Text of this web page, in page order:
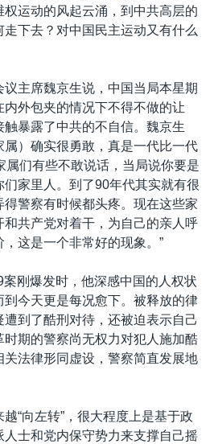
运动的风起云涌，到中共高层的
下去？对中国民主运动又有什么
主席魏京生说，中国当局本星期
外包夹的情况下不得不做的让
暴露了中共的不自信。魏京生
属）确实很勇敢，真是一代比一代
属们有些不敢说话，当局说你要是
家里人。到了90年代其实就有很
警察有时候都头疼。现在这些家
和共产党对着干，为自己的亲人呼
这是一个非常好的现象。”
刚爆发时，他深感中国的人权状
今天更是每况愈下。被释放的律
到了酷刑对待，还被迫表示自己
期的警察尚无权力对犯人施加酷
法律形同虚设，警察简直发展地
“向左转”，很大程度上是基于政
士和党内保守势力来支撑自己摇